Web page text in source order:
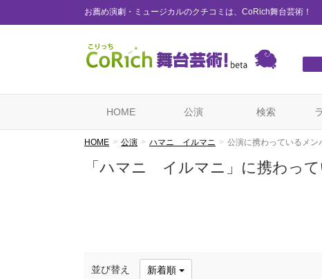
お薦め演劇・ミュージカルのクチコミは、CoRich舞台芸術！
HOME 公演 検索
HOME 公演 ハマニ イルマニ 公演に携わっているメン
「ハマニ イルマニ」に携わっ
並び替え 新着順